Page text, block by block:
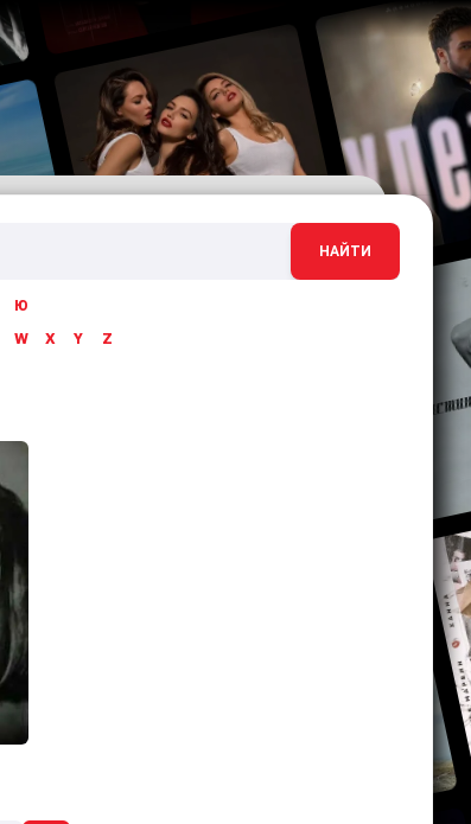
НАЙТИ
Ю
W X Y Z